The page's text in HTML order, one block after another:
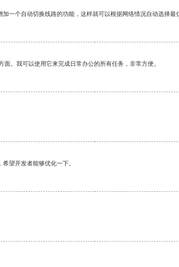
一个自动切换线路的功能，这样就可以根据网络情况自动选择最
。我可以使用它来完成日常办公的所有任务，非常方便。
望开发者能够优化一下。